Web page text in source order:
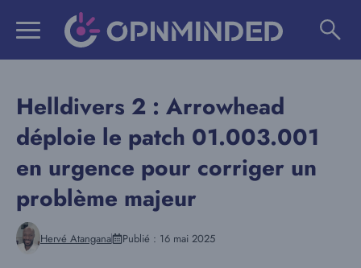
Helldivers 2 : Arrowhead
déploie le patch 01.003.001
en urgence pour corriger un
problème majeur
Hervé Atangana Publié : 16 mai 2025